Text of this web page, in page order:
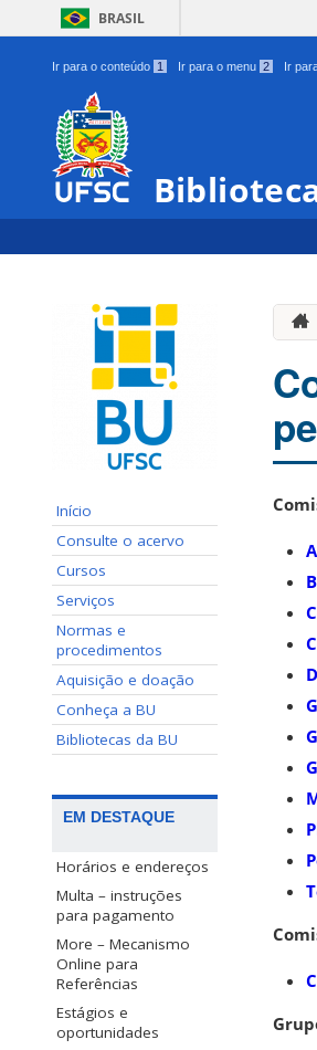
BRASIL
Ir para o conteúdo 1 Ir para o menu 2 Ir
Início
Consulte o acervo
Cursos
Serviços
Normas e
procedimentos
Aquisição e doação
Conheça a BU
Bibliotecas da BU
EM DESTAQUE
Horários e endereços
Multa – instruções
para pagamento
More – Mecanismo
Online para
Referências
Estágios e
oportunidades